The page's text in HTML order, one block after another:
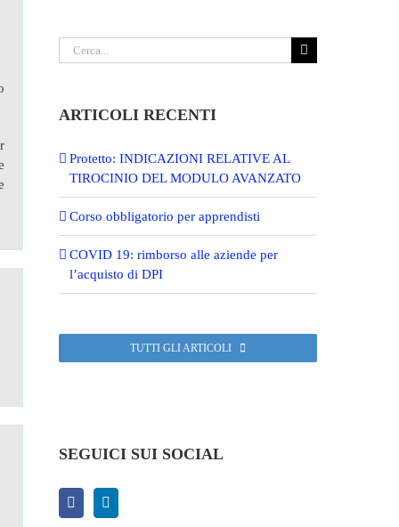
Cerca
per:
ARTICOLI RECENTI
Protetto: INDICAZIONI RELATIVE AL
TIROCINIO DEL MODULO AVANZATO
Corso obbligatorio per apprendisti
COVID 19: rimborso alle aziende per
l’acquisto di DPI
TUTTI GLI ARTICOLI
SEGUICI SUI SOCIAL